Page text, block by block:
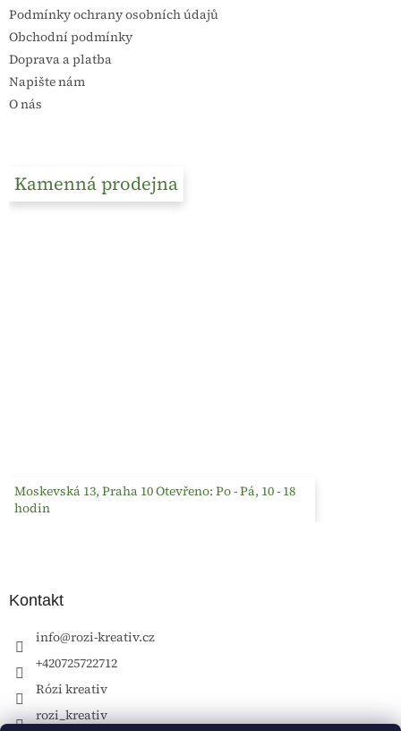
Podmínky ochrany osobních údajů
Obchodní podmínky
Doprava a platba
Napište nám
O nás
Kamenná prodejna
Moskevská 13, Praha 10 Otevřeno: Po - Pá, 10 - 18
hodin
Kontakt
info@rozi-kreativ.cz
+420725722712
Rózi kreativ
rozi_kreativ